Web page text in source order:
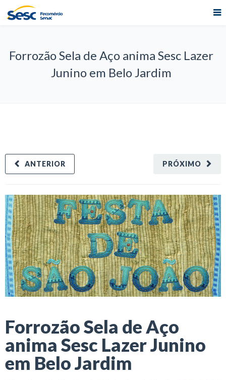
Forrozão Sela de Aço anima Sesc Lazer
Junino em Belo Jardim
PRÓXIMO
ANTERIOR
Forrozão Sela de Aço
anima Sesc Lazer Junino
em Belo Jardim